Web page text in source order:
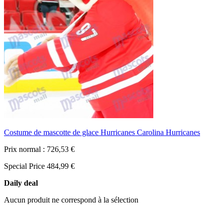
Costume de mascotte de glace Hurricanes Carolina Hurricanes
Prix normal : 726,53 €
Special Price 484,99 €
Daily deal
Aucun produit ne correspond à la sélection